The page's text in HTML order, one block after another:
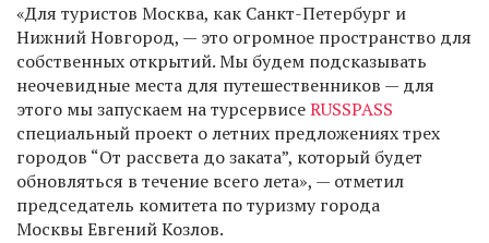
«Для туристов Москва, как Санкт-Петербург и
Нижний Новгород, — это огромное пространство для
собственных открытий. Мы будем подсказывать
неочевидные места для путешественников — для
этого мы запускаем на турсервисеRUSSPASS
специальный проект о летних предложениях трех
городов “От рассвета до заката”, который будет
обновляться в течение всего лета», — отметил
председатель комитета по туризму города
Москвы Евгений Козлов.